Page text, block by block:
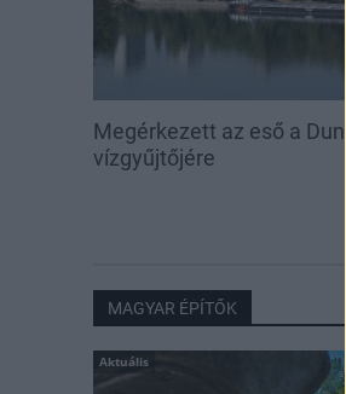
Megérkezett az eső a Duna
vízgyűjtőjére
MAGYAR ÉPÍTŐK
Aktuális